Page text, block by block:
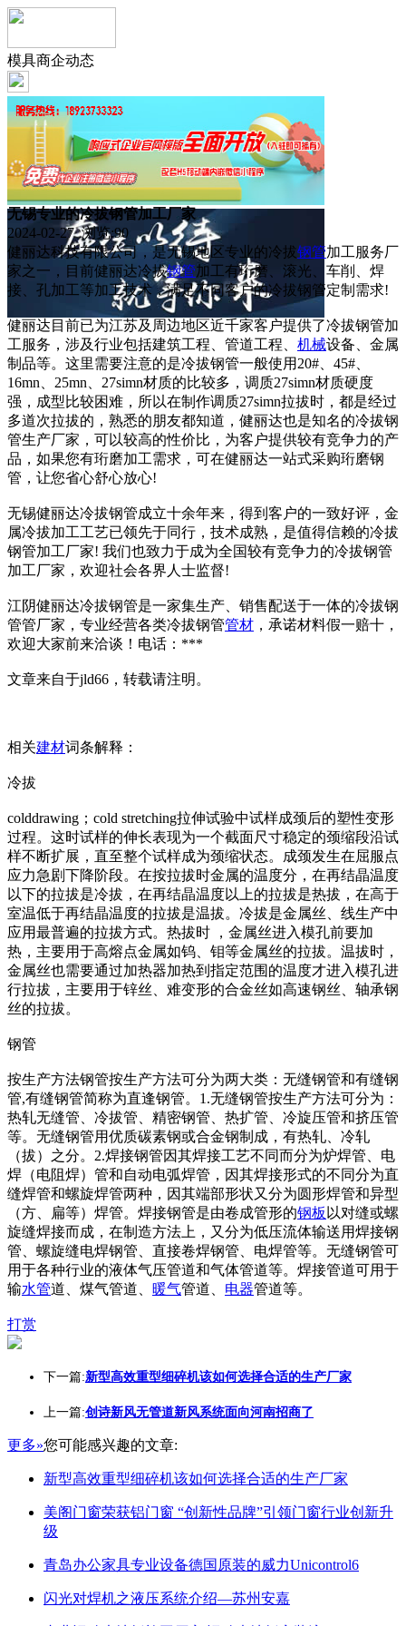
模具商企动态
无锡专业的冷拔钢管加工厂家
2024-02-27 浏览:90
健丽达科技有限公司，是无锡地区专业的冷拔钢管加工服务厂
家之一，目前健丽达冷拔钢管加工有珩磨、滚光、车削、焊
接、孔加工等加工技术，满足不同客户的冷拔钢管定制需求!
健丽达目前已为江苏及周边地区近千家客户提供了冷拔钢管加
工服务，涉及行业包括建筑工程、管道工程、 机械设备、金属
制品等。这里需要注意的是冷拔钢管一般使用20#、45#、
16mn、25mn、27simn材质的比较多，调质27simn材质硬度
强，成型比较困难，所以在制作调质27simn拉拔时，都是经过
多道次拉拔的，熟悉的朋友都知道，健丽达也是知名的冷拔钢
管生产厂家，可以较高的性价比，为客户提供较有竞争力的产
品，如果您有珩磨加工需求，可在健丽达一站式采购珩磨钢
管，让您省心舒心放心!
无锡健丽达冷拔钢管成立十余年来，得到客户的一致好评，金
属冷拔加工工艺已领先于同行，技术成熟，是值得信赖的冷拔
钢管加工厂家! 我们也致力于成为全国较有竞争力的冷拔钢管
加工厂家，欢迎社会各界人士监督!
江阴健丽达冷拔钢管是一家集生产、销售配送于一体的冷拔钢
管管厂家，专业经营各类冷拔钢管管材 ，承诺材料假一赔十，
欢迎大家前来洽谈！电话：***
文章来自于jld66，转载请注明。
相关建材词条解释：
冷拔
colddrawing；cold stretching拉伸试验中试样成颈后的塑性变形
过程。这时试样的伸长表现为一个截面尺寸稳定的颈缩段沿试
样不断扩展，直至整个试样成为颈缩状态。成颈发生在屈服点
应力急剧下降阶段。在按拉拔时金属的温度分，在再结晶温度
以下的拉拔是冷拔，在再结晶温度以上的拉拔是热拔，在高于
室温低于再结晶温度的拉拔是温拔。冷拔是金属丝、线生产中
应用最普遍的拉拔方式。热拔时 ，金属丝进入模孔前要加
热，主要用于高熔点金属如钨、钼等金属丝的拉拔。温拔时，
金属丝也需要通过加热器加热到指定范围的温度才进入模孔进
行拉拔，主要用于锌丝、难变形的合金丝如高速钢丝、轴承钢
丝的拉拔。
钢管
按生产方法钢管按生产方法可分为两大类：无缝钢管和有缝钢
管,有缝钢管简称为直逢钢管。1.无缝钢管按生产方法可分为：
热轧无缝管、冷拔管、精密钢管、热扩管、冷旋压管和挤压管
等。无缝钢管用优质碳素钢或合金钢制成，有热轧、冷轧
（拔）之分。2.焊接钢管因其焊接工艺不同而分为炉焊管、电
焊（电阻焊）管和自动电弧焊管，因其焊接形式的不同分为直
缝焊管和螺旋焊管两种，因其端部形状又分为圆形焊管和异型
（方、扁等）焊管。焊接钢管是由卷成管形的钢板 以对缝或螺
旋缝焊接而成，在制造方法上，又分为低压流体输送用焊接钢
管、螺旋缝电焊钢管、直接卷焊钢管、电焊管等。无缝钢管可
用于各种行业的液体气压管道和气体管道等。焊接管道可用于
输水管道、煤气管道、 暖气管道、 电器管道等。
打赏
下一篇:新型高效重型细碎机该如何选择合适的生产厂家
上一篇:创诗新风无管道新风系统面向河南招商了
更多»您可能感兴趣的文章:
新型高效重型细碎机该如何选择合适的生产厂家
美阁门窗荣获铝门窗 “创新性品牌”引领门窗行业创新升
级
青岛办公家具专业设备德国原装的威力Unicontrol6
闪光对焊机之液压系统介绍—苏州安嘉